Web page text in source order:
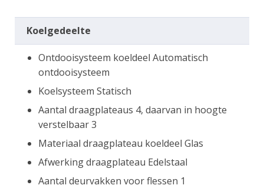
Koelgedeelte
Ontdooisysteem koeldeel Automatisch
ontdooisysteem
Koelsysteem Statisch
Aantal draagplateaus 4, daarvan in hoogte
verstelbaar 3
Materiaal draagplateau koeldeel Glas
Afwerking draagplateau Edelstaal
Aantal deurvakken voor flessen 1